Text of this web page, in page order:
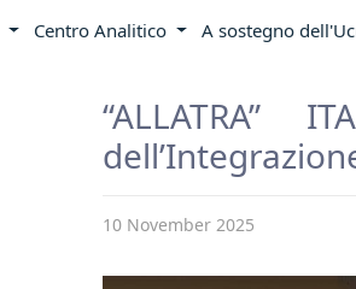
Centro Analitico A sostegno
“ALLATRA”
10 November 2025